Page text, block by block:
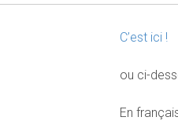
C’est ici !
ou ci-
En